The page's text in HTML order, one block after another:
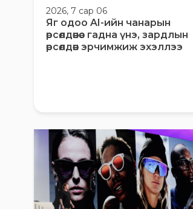
2026, 7 сар 06
Яг одоо AI-ийн чанарын
өрсөлдөөнөөс гадна үнэ, зардлын
өрсөлдөөн эрчимжиж эхэллээ